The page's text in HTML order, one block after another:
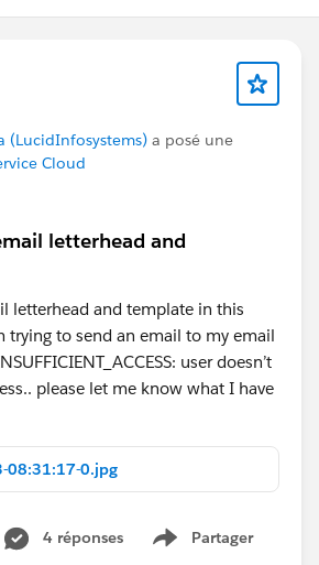
(LucidInfosystems) a posé une
Cloud
letterhead and
letterhead and template in this
trying to send an email to my email
user doesn’t
please let me know what I have
08:31:17-0.jpg
4 réponses Partager
Show menu